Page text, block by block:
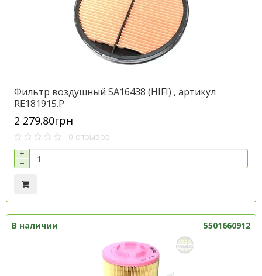
Фильтр воздушный SA16438 (HIFI) , артикул
RE181915.P
2 279.80грн
0 отзывов
+
−
В наличии 5501660912